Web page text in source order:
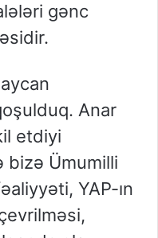
gənc
Anar
etdiyi
Ümumilli
YAP-ın